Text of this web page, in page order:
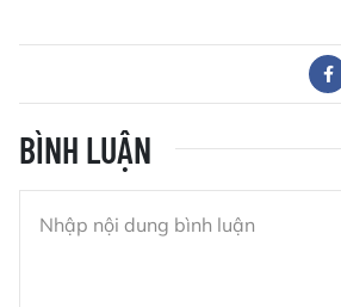
BÌNH LUẬN